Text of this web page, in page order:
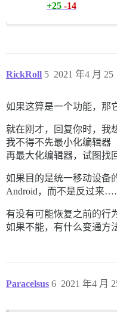
+25 -14
RickRoll 2021 年4 月 25
5
如果这算是一个功能，那
就在刚才，回复你时，我
我不得不先最小化编辑器
再最大化编辑器，试图找
如果目的是统一移动设备
Android，而不是反过来
有没有可能恢复之前的行
如果不能，有什么变通方
Paracelsus 2021 年4 月
6